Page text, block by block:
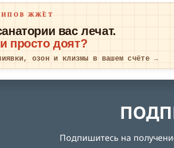
ЖЖЁТ
вас лечат.
просто доят?
озон и клизмы в вашем счёте →
Подпишитесь на